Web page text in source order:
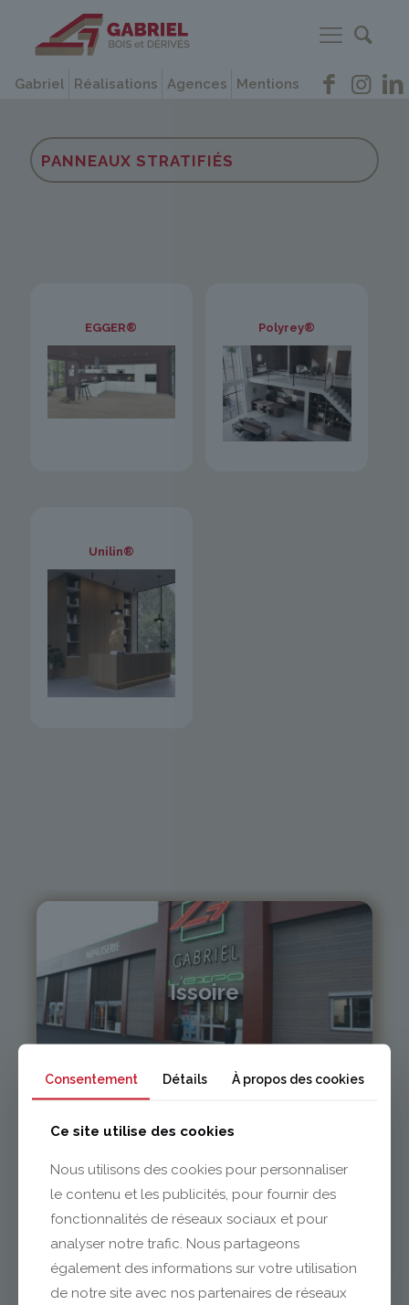
Gabriel Réalisations Agences Mentions
PANNEAUX STRATIFIÉS
EGGER® Polyrey®
Unilin®
Issoire
Clermont-Ferrand
lexpo@gabriel-sa.fr
Consentement Détails À propos des cookies
Ce site utilise des cookies
Nous utilisons des cookies pour personnaliser
le contenu et les publicités, pour fournir des
fonctionnalités de réseaux sociaux et pour
analyser notre trafic. Nous partageons
également des informations sur votre utilisation
de notre site avec nos partenaires de réseaux